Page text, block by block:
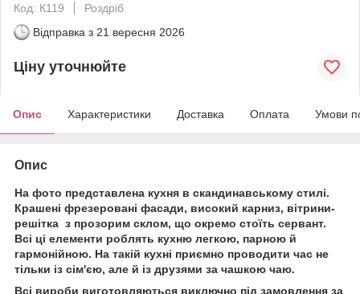
Код: К119
Роздріб
Відправка з 21 вересня 2026
Ціну уточнюйте
Опис Характеристики Доставка Оплата Умови
Опис
На фото представлена кухня в скандинавському стилі.
Крашені фрезеровані фасади, високий карниз, вітрини-
решітка з прозорим склом, що окремо стоїть сервант.
Всі ці елементи роблять кухню легкою, парною й
гармонійною. На такій кухні приємно проводити час не
тільки із сім'єю, але й із друзями за чашкою чаю.
Всі вироби виготовляються виключно під замовлення за